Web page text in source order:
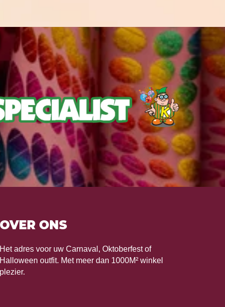
OVER ONS
Het adres voor uw Carnaval, Oktoberfest of
Halloween outfit. Met meer dan 1000M² winkel
plezier.